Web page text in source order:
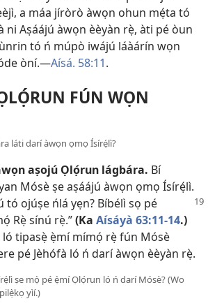
a máa jíròrò àwọn ohun mẹ́ta tó
ni Aṣáájú àwọn èèyàn rẹ̀, àti pé òun
tó ń múpò iwájú láàárín wọn
òní.​—Aísá. 58:11.
FÚN WỌN
láti darí àwọn ọmọ Ísírẹ́lì?
aṣojú Ọlọ́run lágbára. Bí
Mósè ṣe aṣáájú àwọn ọmọ Ísírẹ́lì.
tó ojúṣe ńlá yẹn? Bíbélì sọ pé
Rẹ̀ sínú rẹ̀.”(Ka Aísáyà 63:​11-14.)
ló tipasẹ̀ ẹ̀mí mímọ́ rẹ̀ fún Mósè
pé Jèhófà ló ń darí àwọn èèyàn rẹ̀.
ṣe mọ̀ pé ẹ̀mí Ọlọ́run ló ń darí Mósè? (Wo
yìí.)